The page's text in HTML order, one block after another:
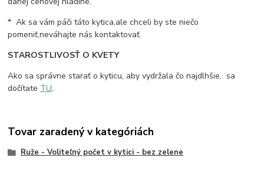
* Ak sa vám páči táto kytica,ale chceli by ste niečo
pomeniť,neváhajte nás kontaktovať.
STAROSTLIVOSŤ O KVETY
Ako sa správne starať o kyticu, aby vydržala čo najdlhšie, sa
dočítate TU.
Tovar zaradený v kategóriách
Ruže - Voliteľný počet v kytici - bez zelene